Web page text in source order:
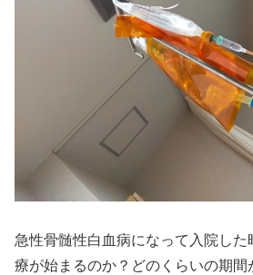
急性骨髄性白血病になって入院し
療が始まるのか？どのくらいの期間